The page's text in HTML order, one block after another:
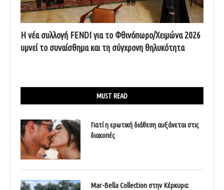
Η νέα συλλογή FENDI για το Φθινόπωρο/Χειμώνα 2026
υμνεί το συναίσθημα και τη σύγχρονη θηλυκότητα
MUST READ
Γιατί η ερωτική διάθεση αυξάνεται στις
διακοπές
Mar-Bella Collection στην Κέρκυρα: